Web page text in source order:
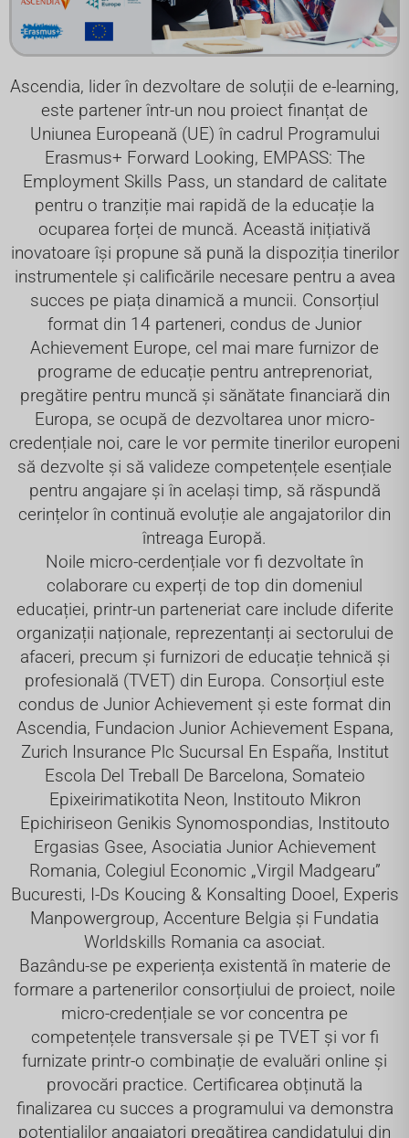
Ascendia, lider în dezvoltare de soluții de e-learning,
este partener într-un nou proiect finanțat de
Uniunea Europeană (UE) în cadrul Programului
Erasmus+ Forward Looking, EMPASS: The
Employment Skills Pass, un standard de calitate
pentru o tranziție mai rapidă de la educație la
ocuparea forței de muncă. Această inițiativă
inovatoare își propune să pună la dispoziția tinerilor
instrumentele și calificările necesare pentru a avea
succes pe piața dinamică a muncii. Consorțiul
format din 14 parteneri, condus de Junior
Achievement Europe, cel mai mare furnizor de
programe de educație pentru antreprenoriat,
pregătire pentru muncă și sănătate financiară din
Europa, se ocupă de dezvoltarea unor micro-
credențiale noi, care le vor permite tinerilor europeni
să dezvolte și să valideze competențele esențiale
pentru angajare și în același timp, să răspundă
cerințelor în continuă evoluție ale angajatorilor din
întreaga Europă.
Noile micro-cerdențiale vor fi dezvoltate în
colaborare cu experți de top din domeniul
educației, printr-un parteneriat care include diferite
organizații naționale, reprezentanți ai sectorului de
afaceri, precum și furnizori de educație tehnică și
profesională (TVET) din Europa. Consorțiul este
condus de Junior Achievement și este format din
Ascendia, Fundacion Junior Achievement Espana,
Zurich Insurance Plc Sucursal En España, Institut
Escola Del Treball De Barcelona, Somateio
Epixeirimatikotita Neon, Institouto Mikron
Epichiriseon Genikis Synomospondias, Institouto
Ergasias Gsee, Asociatia Junior Achievement
Romania, Colegiul Economic „Virgil Madgearu”
Bucuresti, I-Ds Koucing & Konsalting Dooel, Experis
Manpowergroup, Accenture Belgia și Fundatia
Worldskills Romania ca asociat.
Bazându-se pe experiența existentă în materie de
formare a partenerilor consorțiului de proiect, noile
micro-credențiale se vor concentra pe
competențele transversale și pe TVET și vor fi
furnizate printr-o combinație de evaluări online și
provocări practice. Certificarea obținută la
finalizarea cu succes a programului va demonstra
potențialilor angajatori pregătirea candidatului din